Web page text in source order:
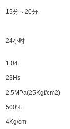
15分～20分
24小时
1.04
23Hs
2.5MPa(25Kgf/cm2)
500%
4Kg/cm